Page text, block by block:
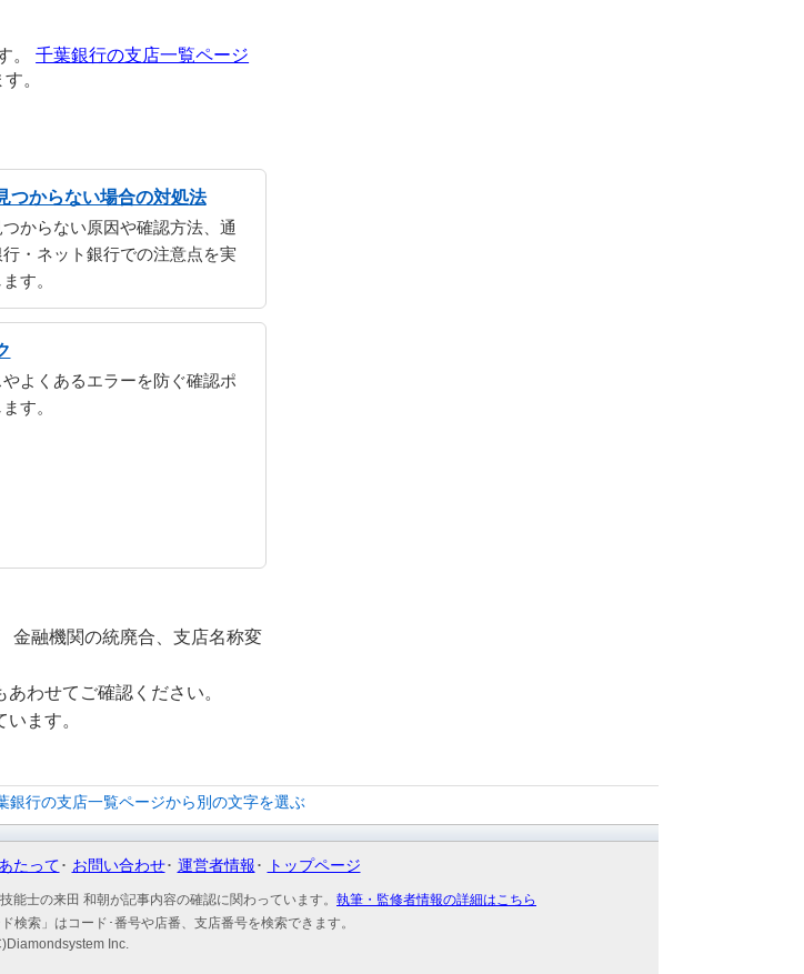
。千葉銀行の支店一覧ページ
。
つからない場合の対処法
からない原因や確認方法、通
・ネット銀行での注意点を実
す。
よくあるエラーを防ぐ確認ポ
す。
金融機関の統廃合、支店名称変
わせてご確認ください。
ます。
銀行の支店一覧ページから別の文字を選ぶ
たって お問い合わせ 運営者情報 トップページ
士の来田 和朝が記事内容の確認に関わっています。 執筆・監修者情報の詳細はこちら
検索」はコード･番号や店番、支店番号を検索できます。
Inc.